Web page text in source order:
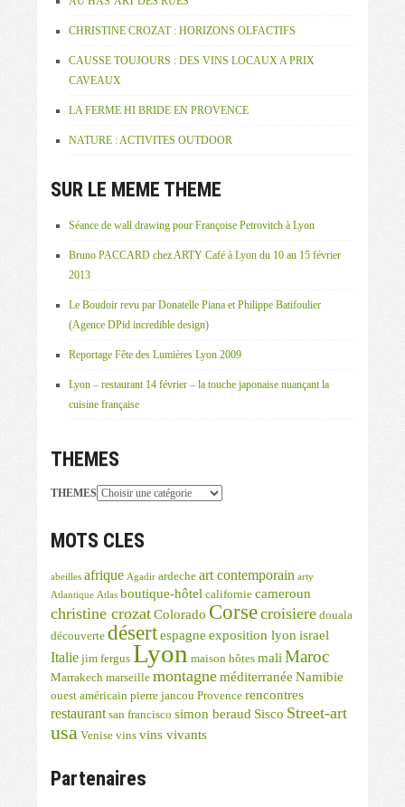
CHRISTINE CROZAT : HORIZONS OLFACTIFS
CAUSSE TOUJOURS : DES VINS LOCAUX A PRIX
CAVEAUX
LA FERME HI BRIDE EN PROVENCE
NATURE : ACTIVITES OUTDOOR
SUR LE MEME THEME
Séance de wall drawing pour Françoise Petrovitch à Lyon
Bruno PACCARD chez ARTY Café à Lyon du 10 au 15 février
2013
Le Boudoir revu par Donatelle Piana et Philippe Batifoulier
(Agence DPid incredible design)
Reportage Fête des Lumières Lyon 2009
Lyon – restaurant 14 février – la touche japonaise nuançant la
cuisine française
THEMES
THEMES
MOTS CLES
abeilles afrique Agadir ardeche art contemporain arty
Atlantique Atlas boutique-hôtel californie cameroun
christine crozatColorado Corsecroisiere douala
découverte désertespagne exposition lyon israel
Italie jim fergus Lyon maison hôtes mali Maroc
Marrakech marseille montagneméditerranée Namibie
ouest américain pierre jancou Provence rencontres
restaurant san francisco simon beraud Sisco Street-art
usa Venise vins vins vivants
Partenaires